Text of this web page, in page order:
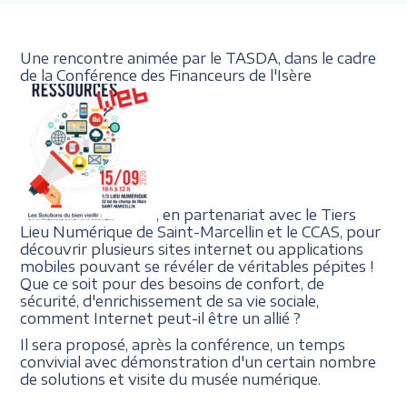
Une rencontre animée par le TASDA, dans le cadre
de la Conférence des Financeurs de l'Isère
, en partenariat avec le Tiers
Lieu Numérique de Saint-Marcellin et le CCAS, pour
découvrir plusieurs sites internet ou applications
mobiles pouvant se révéler de véritables pépites !
Que ce soit pour des besoins de confort, de
sécurité, d'enrichissement de sa vie sociale,
comment Internet peut-il être un allié ?
Il sera proposé, après la conférence, un temps
convivial avec démonstration d'un certain nombre
de solutions et visite du musée numérique.